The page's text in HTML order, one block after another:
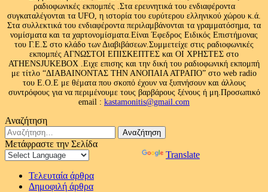
ραδιοφωνικές εκπομπές .Στα ερευνητικά του ενδιαφέροντα
συγκαταλέγονται τα UFO, η ιστορία του ευρύτερου ελληνικού χώρου κ.ά.
Στα συλλεκτικά του ενδιαφέροντα περιλαμβάνονται τα γραμματόσημα, τα
νομίσματα και τα χαρτονομίσματα.Είναι Έφεδρος Ειδικός Επιστήμονας
του Γ.Ε.Σ στο κλάδο των Διαβιβάσεων.Συμμετείχε στις ραδιοφωνικές
εκπομπές ΑΓΝΩΣΤΟΙ ΕΠΙΣΚΕΠΤΕΣ και ΟΙ ΧΡΗΣΤΕΣ στο
ATHENSJUKEBOX .Ειχε επισης και την δική του ραδιοφωνική εκπομπή
με τίτλο “ΔΙΑΒΑΙΝΟΝΤΑΣ ΤΗΝ ΑΝΟΠΑΙΑ ΑΤΡΑΠΟ” στο web radio
του Ε.Ο.Ε με θέματα που σκοπό έχουν να ξυπνήσουν και άλλους
συντρόφους για να περιμένουμε τους βαρβάρους ξένους ή μη.Προσωπικό
email : kastamonitis@gmail.com
Αναζήτηση
Αναζήτηση
για:
Μετάφραστε την Σελίδα
Translate
Τελευταία άρθρα
Δημοφιλή άρθρα